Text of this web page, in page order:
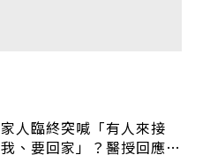
家人臨終突喊「有人來接
我、要回家」？醫授回應方